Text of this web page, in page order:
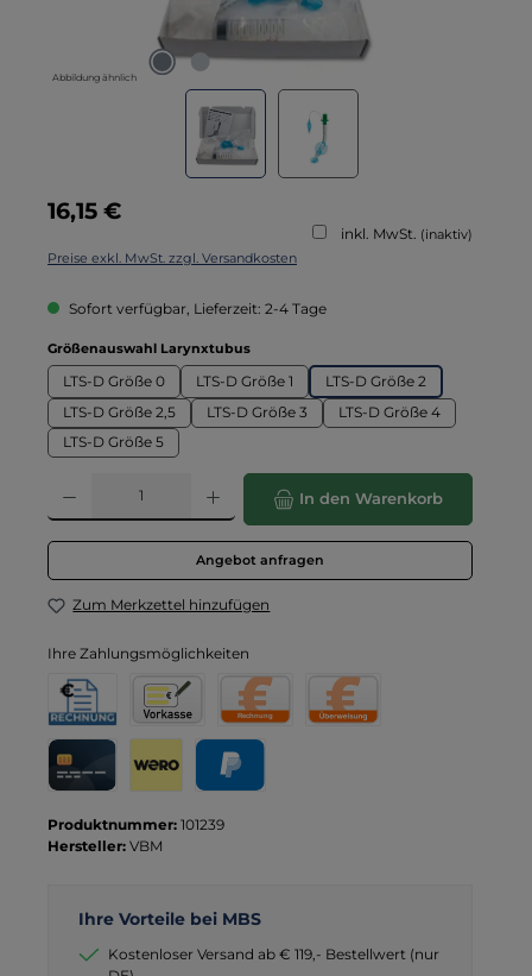
Abbildung ähnlich
Regulärer Preis:
16,15 €
inkl. MwSt. (inaktiv)
Preise exkl. MwSt. zzgl. Versandkosten
Sofort verfügbar, Lieferzeit: 2-4 Tage
Größenauswahl Larynxtubusauswählen
LTS-D Größe 0 LTS-D Größe 1
LTS-D Größe 2
LTS-D Größe 2,5
LTS-D Größe 3
LTS-D Größe 4
LTS-D Größe 5
Produkt Anzahl: Gib den gewünschten Wert ein oder benutze die
In den Warenkorb
Angebot anfragen
Zum Merkzettel hinzufügen
Ihre Zahlungsmöglichkeiten
Produktnummer: 101239
Hersteller: VBM
Ihre Vorteile bei MBS
Kostenloser Versand ab € 119,- Bestellwert (nur